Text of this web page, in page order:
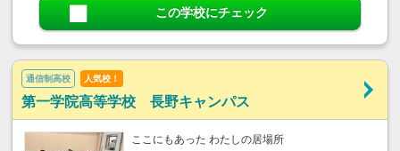
この学校にチェック
通信制高校 人気校！
第一学院高等学校 長野キャンパス
ここにもあった わたしの居場所